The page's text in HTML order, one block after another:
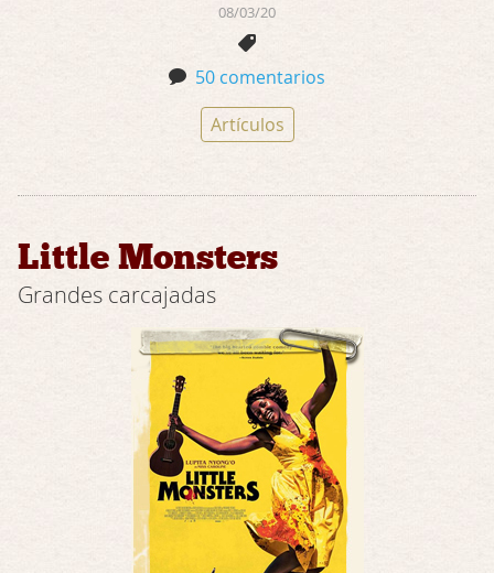
08/03/20
50 comentarios
Artículos
Little Monsters
Grandes carcajadas